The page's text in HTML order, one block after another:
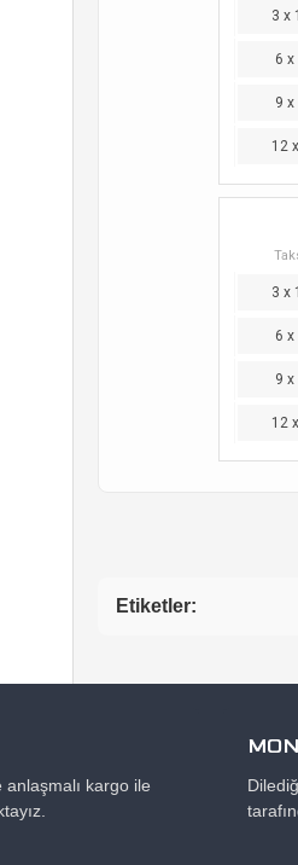
3 x
6 x
9 x
12
3 x
6 x
9 x
12
Etiketler:
anlaşmalı kargo ile